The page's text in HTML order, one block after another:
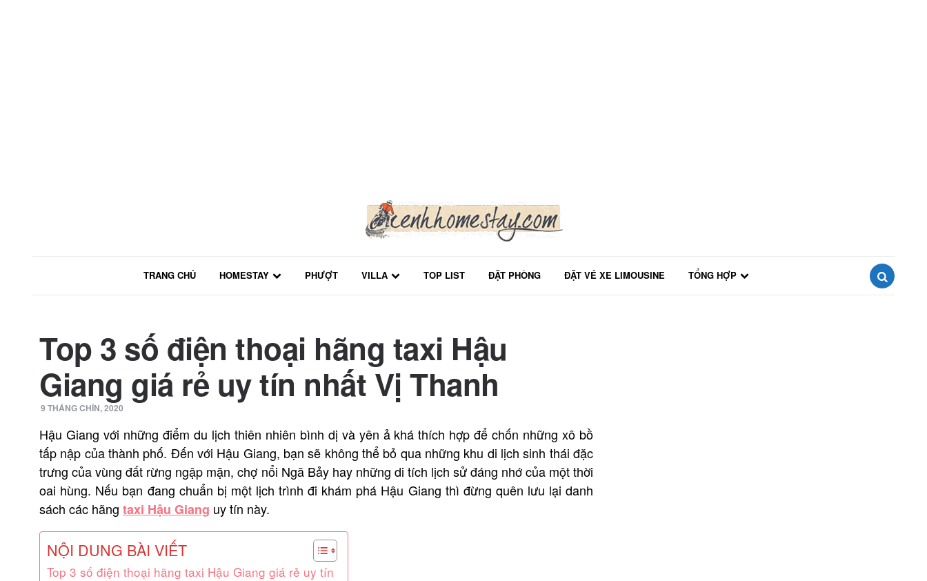
TRANG CHỦ HOMESTAY PHƯỢT VILLA TOP LIST ĐẶT PHÒNG ĐẶT VÉ XE LIMOUSINE
TỔNG HỢP
Top 3 số điện thoại hãng taxi Hậu
Giang giá rẻ uy tín nhất Vị Thanh
9 THÁNG CHÍN, 2020
Hậu Giang với những điểm du lịch thiên nhiên bình dị và yên ả khá thích hợp để chốn những xô bồ
tấp nập của thành phố. Đến với Hậu Giang, bạn sẽ không thể bỏ qua những khu di lịch sinh thái đặc
trưng của vùng đất rừng ngập mặn, chợ nổi Ngã Bảy hay những di tích lịch sử đáng nhớ của một thời
oai hùng. Nếu bạn đang chuẩn bị một lịch trình đi khám phá Hậu Giang thì đừng quên lưu lại danh
sách các hãngtaxi Hậu Giang uy tín này.
NỘI DUNG BÀI VIẾT
Top 3 số điện thoại hãng taxi Hậu Giang giá rẻ uy tín